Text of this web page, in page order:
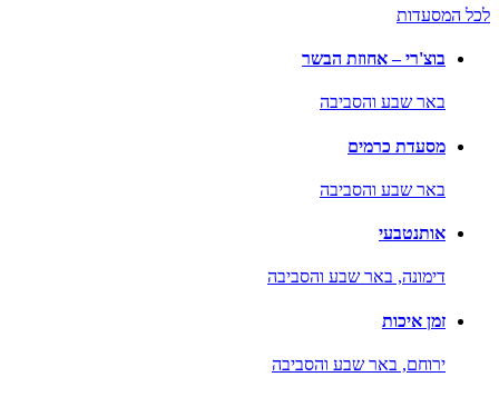
לכל המסעדות
בוצ'רי – אחוזת הבשר
באר שבע והסביבה
מסעדת כרמים
באר שבע והסביבה
אותנטבעי
דימונה, באר שבע והסביבה
זמן איכות
ירוחם, באר שבע והסביבה